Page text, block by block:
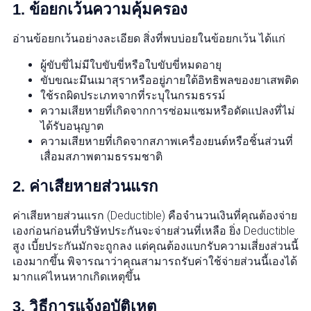
1. ข้อยกเว้นความคุ้มครอง
อ่านข้อยกเว้นอย่างละเอียด สิ่งที่พบบ่อยในข้อยกเว้น ได้แก่
ผู้ขับขี่ไม่มีใบขับขี่หรือใบขับขี่หมดอายุ
ขับขณะมึนเมาสุราหรืออยู่ภายใต้อิทธิพลของยาเสพติด
ใช้รถผิดประเภทจากที่ระบุในกรมธรรม์
ความเสียหายที่เกิดจากการซ่อมแซมหรือดัดแปลงที่ไม่
ได้รับอนุญาต
ความเสียหายที่เกิดจากสภาพเครื่องยนต์หรือชิ้นส่วนที่
เสื่อมสภาพตามธรรมชาติ
2. ค่าเสียหายส่วนแรก
ค่าเสียหายส่วนแรก (Deductible) คือจำนวนเงินที่คุณต้องจ่าย
เองก่อนก่อนที่บริษัทประกันจะจ่ายส่วนที่เหลือ ยิ่ง Deductible
สูง เบี้ยประกันมักจะถูกลง แต่คุณต้องแบกรับความเสี่ยงส่วนนี้
เองมากขึ้น พิจารณาว่าคุณสามารถรับค่าใช้จ่ายส่วนนี้เองได้
มากแค่ไหนหากเกิดเหตุขึ้น
3. วิธีการแจ้งอุบัติเหตุ